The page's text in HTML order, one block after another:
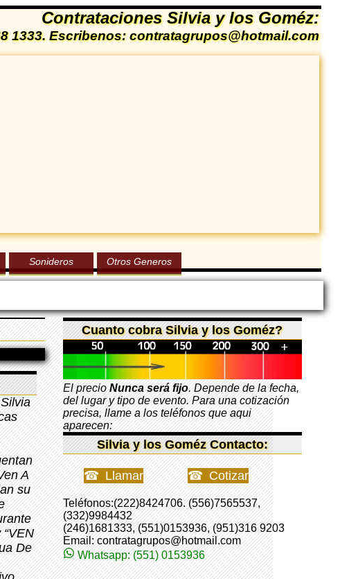
Contrataciones Silvia y los Goméz:
1333. Escribenos: contratagrupos@hotmail.com
Sonideros Otros Generos
A
su
De
Cuanto cobra Silvia y los Goméz?
El precio Nunca será fijo. Depende de la fecha,
del lugar y tipo de evento. Para una cotización
precisa, llame a los teléfonos que aqui
aparecen:
Silvia y los Goméz Contacto:
Llamar Cotizar
Teléfonos:(222)8424706. (556)7565537,
(332)9984432
(246)1681333, (551)0153936, (951)316 9203
Email: contratagrupos@hotmail.com
Whatsapp: (551) 0153936